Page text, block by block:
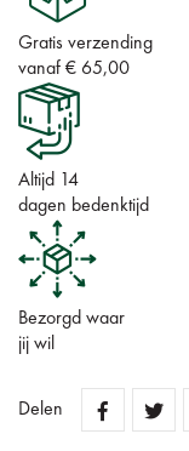
Gratis verzending
vanaf € 65,00
Altijd 14
dagen bedenktijd
Bezorgd waar
jij wil
Delen